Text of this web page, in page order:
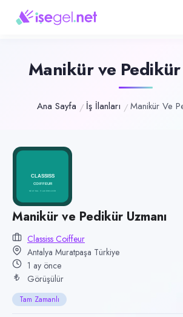
Pozisyon
Manikür ve Pedikür Uzmanı
Classiss Coiffeur
Temizlik & Hizmet
Tam Zamanlı · Ofis
Yayın tarihi
1 Temmuz 2026
Son geçerlilik
29 Eylül 2026
Başvuru kanalları
WhatsApp, Telegram, Telefon
Manikür ve Pedikür
Ana Sayfa İş İlanları Manikür Ve
Manikür ve Pedikür Uzmanı
Classiss Coiffeur
Antalya Muratpaşa Türkiye
1 ay önce
Görüşülür
Tam Zamanlı